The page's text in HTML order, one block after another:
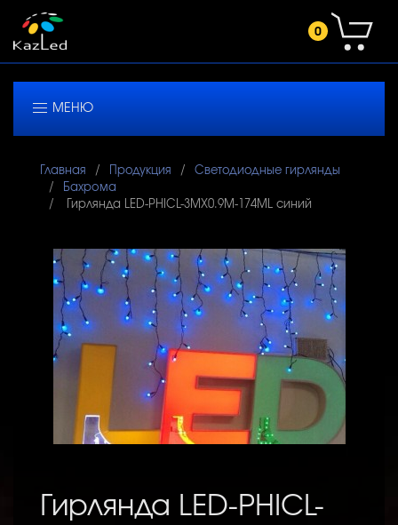
0
МЕНЮ
Главная Продукция
Светодиодные гирлянды
Бахрома
Гирлянда LED-PHICL-3MХ0.9M-174ML синий
Гирлянда LED-PHICL-